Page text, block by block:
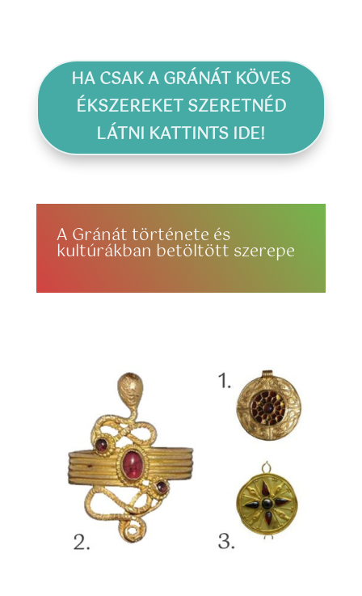
HA CSAK A GRÁNÁT KÖVES
ÉKSZEREKET SZERETNÉD
LÁTNI KATTINTS IDE!
A Gránát története és
kultúrákban betöltött szerepe